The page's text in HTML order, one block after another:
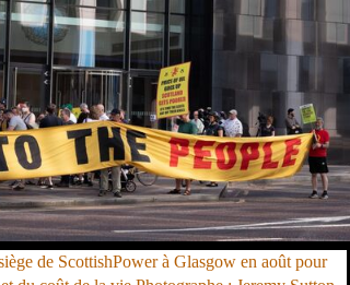
de ScottishPower à Glasgow en août pour